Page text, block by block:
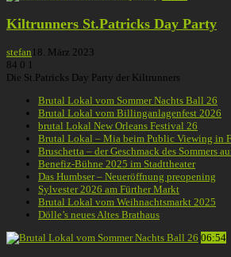
Kiltrunners St.Patricks Day Party
stefan 18. März 2023
84 0 1
Die St.Patricks Day Party der Kiltrunners
Brutal Lokal vom Sommer Nachts Ball 26
Brutal Lokal vom Billinganlagenfest 2026
brutal Lokal New Orleans Festival 26
Brutal Lokal – Mia beim Public Viewing in
Bruschetta – der Geschmack des Sommers
Benefiz-Bühne 2025 im Stadttheater
Das Humbser – Neueröffnung preopening
Sylvester 2026 am Fürther Markt
Brutal Lokal vom Weihnachtsmarkt 2025
Dölle’s neues Altes Brathaus
06:54